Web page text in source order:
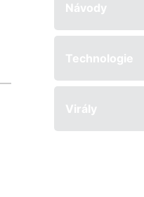
Návody
Technologie
Virály